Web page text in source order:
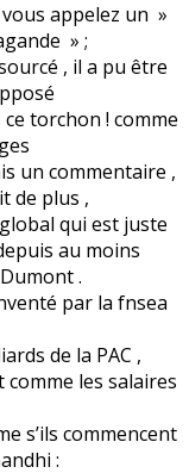
vous appelez un »
» ;
, il a pu être
torchon ! comme
un commentaire ,
de plus ,
qui est juste
au moins
.
par la fnsea
de la PAC ,
les salaires
s’ils commencent
: